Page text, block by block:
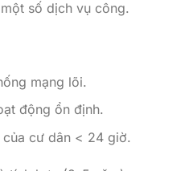
số dịch vụ công.
mạng lõi.
động ổn định.
cư dân < 24 giờ.